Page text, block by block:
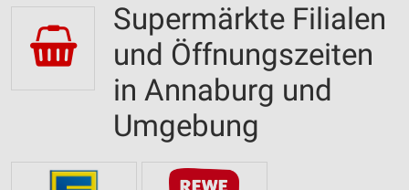
Supermärkte Filialen
und Öffnungszeiten
in Annaburg und
Umgebung